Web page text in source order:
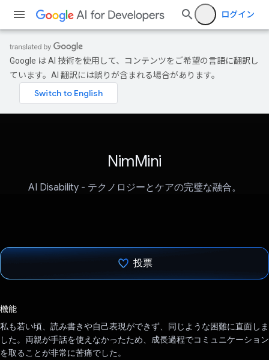
ログイン
Google は AI 技術を使用して、コンテンツをご希望の言語に翻訳し
ています。AI 翻訳には誤りが含まれる場合があります。
NimMini
AI Disability - テクノロジーとケアの完璧な融合。
投票
機能
私も若い頃、読み書きや自己表現ができず、同じような困難に直面しま
した。両親が手話を使えなかったため、成長過程でコミュニケーション
を取ることが非常に苦痛でした。